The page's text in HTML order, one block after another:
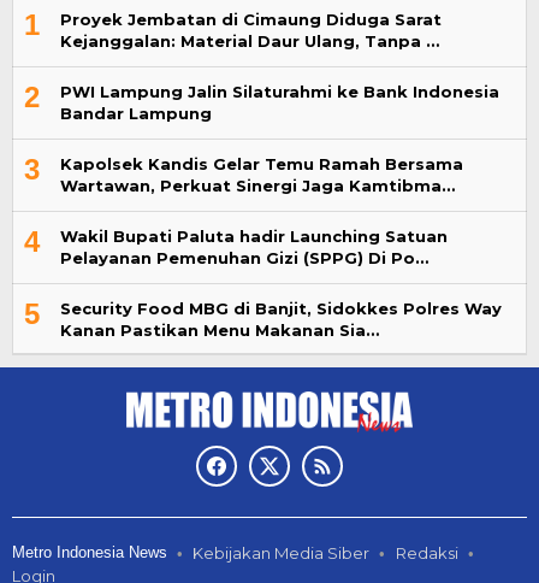
1
Proyek Jembatan di Cimaung Diduga Sarat
Kejanggalan: Material Daur Ulang, Tanpa …
2
PWI Lampung Jalin Silaturahmi ke Bank Indonesia
Bandar Lampung
3
Kapolsek Kandis Gelar Temu Ramah Bersama
Wartawan, Perkuat Sinergi Jaga Kamtibma…
4
Wakil Bupati Paluta hadir Launching Satuan
Pelayanan Pemenuhan Gizi (SPPG) Di Po…
5
Security Food MBG di Banjit, Sidokkes Polres Way
Kanan Pastikan Menu Makanan Sia…
Metro Indonesia News Kebijakan Media Siber
Redaksi
Login